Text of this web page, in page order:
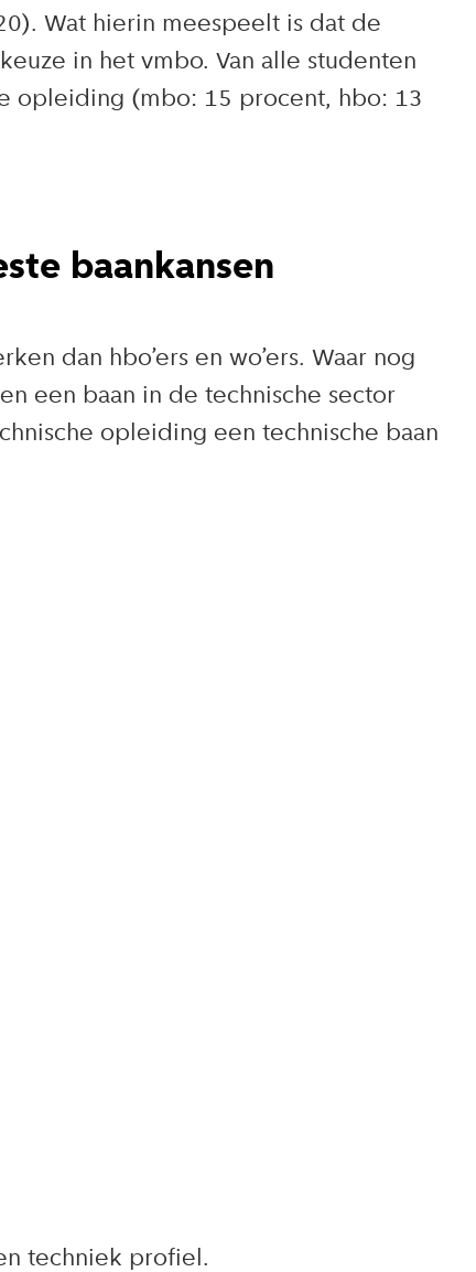
Wat hierin meespeelt is dat de
in het vmbo. Van alle studenten
opleiding (mbo: 15 procent, hbo: 13
baankansen
dan hbo’ers en wo’ers. Waar nog
een baan in de technische sector
opleiding een technische baan
techniek profiel.